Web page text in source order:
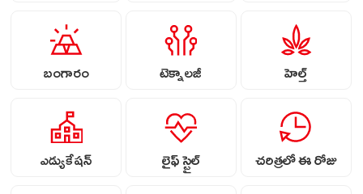
బంగారం టెక్నాలజీ హెల్త్
ఎడ్యుకేషన్ లైఫ్ స్టైల్ చరిత్రలో ఈ రోజు